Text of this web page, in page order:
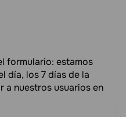
formulario: estamos
día, los 7 días de la
a nuestros usuarios en